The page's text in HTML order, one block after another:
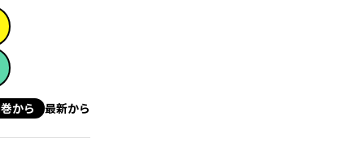
から 最新から